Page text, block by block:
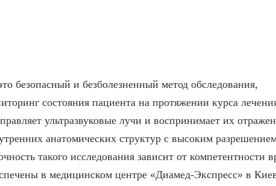
безопасный и безболезненный метод обследования,
состояния пациента на протяжении курса
ультразвуковые лучи и воспринимает их
анатомических структур с высоким
такого исследования зависит от компетентности
в медицинском центре «Диамед-Экспресс» в